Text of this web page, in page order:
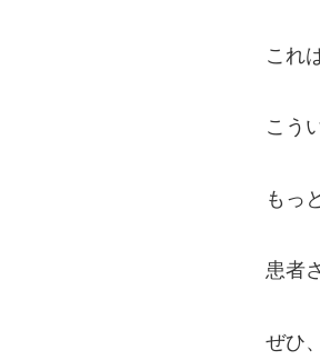
これ
こう
もっ
患者
ぜひ